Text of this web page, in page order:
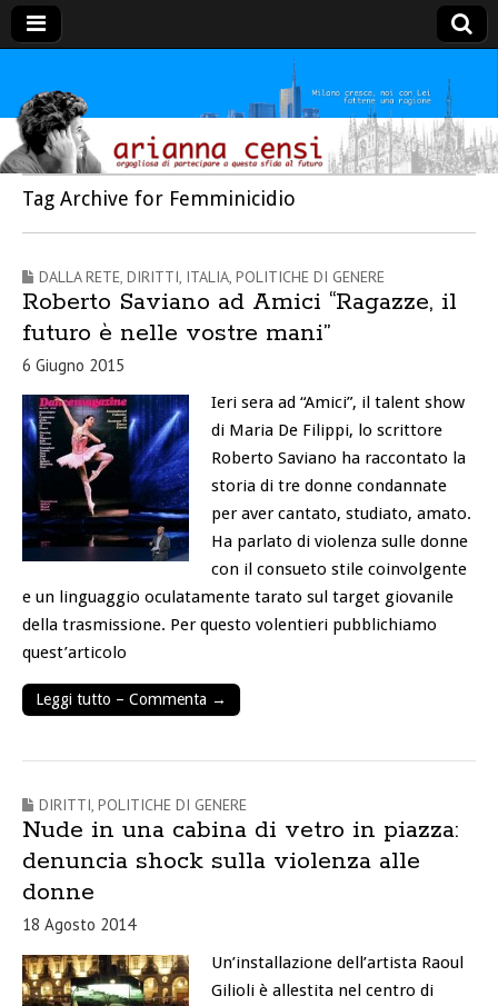
Arianna Censi
Tag Archive for Femminicidio
DALLA RETE, DIRITTI, ITALIA, POLITICHE DI GENERE
Roberto Saviano ad Amici “Ragazze, il
futuro è nelle vostre mani”
6 Giugno 2015
Ieri sera ad “Amici”, il talent show
di Maria De Filippi, lo scrittore
Roberto Saviano ha raccontato la
storia di tre donne condannate
per aver cantato, studiato, amato.
Ha parlato di violenza sulle donne
con il consueto stile coinvolgente
e un linguaggio oculatamente tarato sul target giovanile
della trasmissione. Per questo volentieri pubblichiamo
quest’articolo
Leggi tutto – Commenta →
DIRITTI, POLITICHE DI GENERE
Nude in una cabina di vetro in piazza:
denuncia shock sulla violenza alle
donne
18 Agosto 2014
Un’installazione dell’artista Raoul
Gilioli è allestita nel centro di